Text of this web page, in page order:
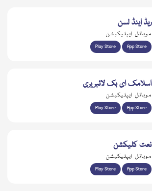
ریڈ اینڈ لسن
موبائل ایپلیکیشن
Play Store App Store
اسلامک ای بک لائبریری
موبائل ایپلیکیشن
Play Store App Store
نعت کلیکشن
موبائل ایپلیکیشن
Play Store App Store